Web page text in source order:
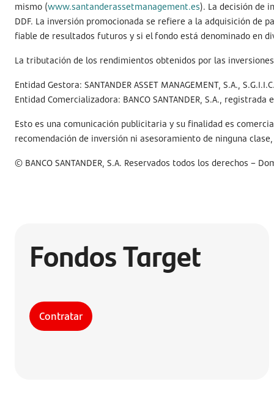
mismo (www.santanderassetmanagement.es). La decisión de
DDF. La inversión promocionada se refiere a la adquisición de
fiable de resultados futuros y si el fondo está denominado en
La tributación de los rendimientos obtenidos por las
Entidad Gestora: SANTANDER ASSET MANAGEMENT, S.A.,
Entidad Comercializadora: BANCO SANTANDER, S.A., registrada
Esto es una comunicación publicitaria y su finalidad es
recomendación de inversión ni asesoramiento de ninguna
© BANCO SANTANDER, S.A. Reservados todos los derechos –
Fondos Target
Contratar